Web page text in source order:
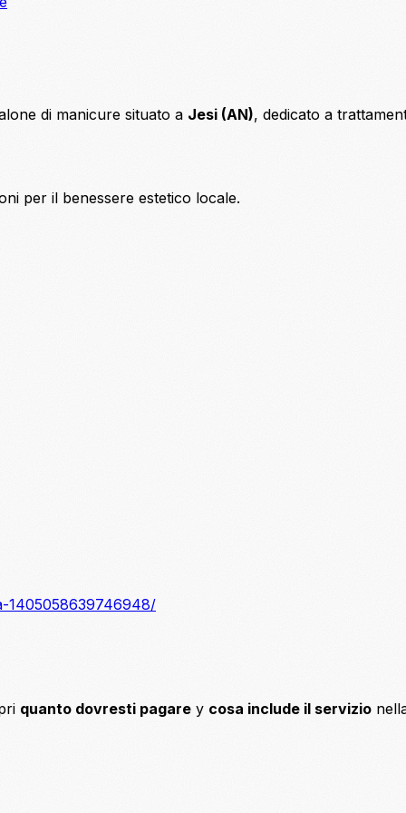
di manicure situato a Jesi (AN), dedicato a
per il benessere estetico locale.
1405058639746948/
quanto dovresti pagare y cosa include il servizio